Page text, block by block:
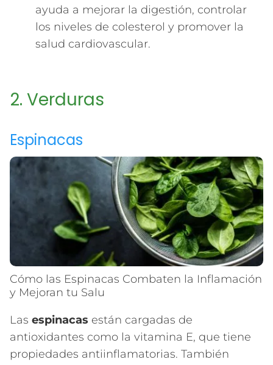
ayuda a mejorar la digestión, controlar
los niveles de colesterol y promover la
salud cardiovascular.
2. Verduras
Espinacas
Cómo las Espinacas Combaten la Inflamación
y Mejoran tu Salu
Las espinacas están cargadas de
antioxidantes como la vitamina E, que tiene
propiedades antiinflamatorias. También